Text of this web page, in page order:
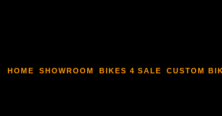
HOME SHOWROOM BIKES 4 SALE CUSTOM